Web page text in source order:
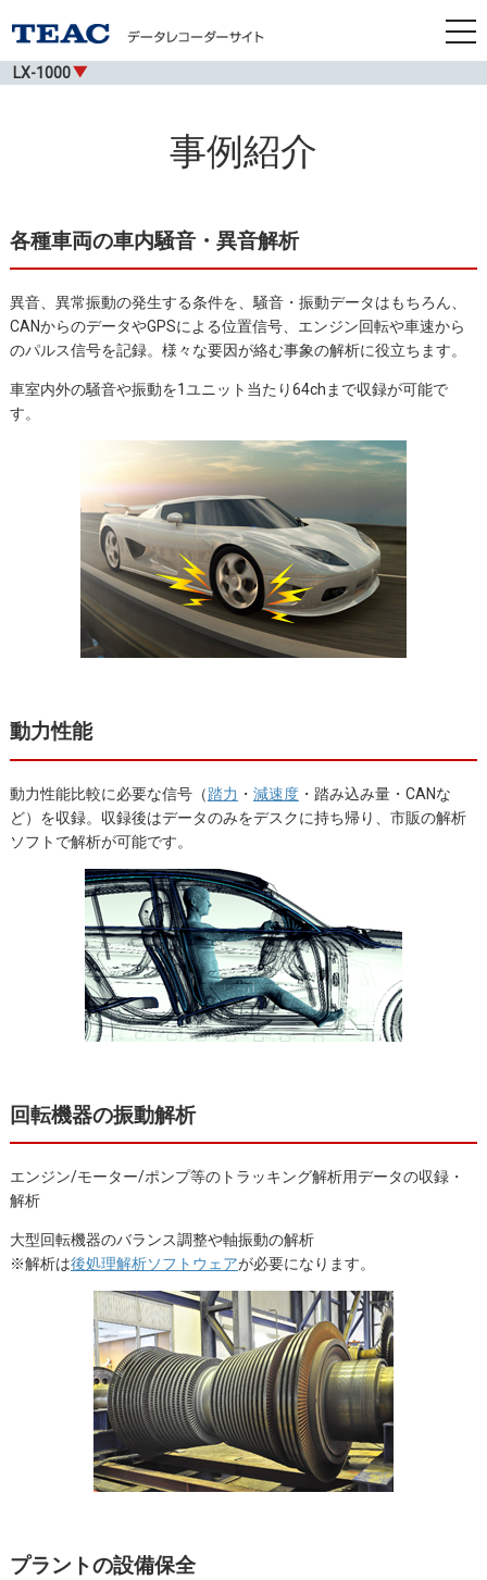
LX-1000
事例紹介
各種車両の車内騒音・異音解析
異音、異常振動の発生する条件を、騒音・振動データはもちろん、
CANからのデータやGPSによる位置信号、エンジン回転や車速から
のパルス信号を記録。様々な要因が絡む事象の解析に役立ちます。
車室内外の騒音や振動を1ユニット当たり64chまで収録が可能で
す。
動力性能
動力性能比較に必要な信号（踏力 ・ 減速度・踏み込み量・CANな
ど）を収録。収録後はデータのみをデスクに持ち帰り、市販の解析
ソフトで解析が可能です。
回転機器の振動解析
エンジン/モーター/ポンプ等のトラッキング解析用データの収録・
解析
大型回転機器のバランス調整や軸振動の解析
※解析は後処理解析ソフトウェアが必要になります。
プラントの設備保全